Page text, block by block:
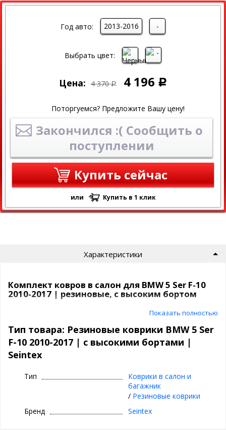
СКИДКА
Год авто: 2013-2016 -
Выбрать цвет:
Цена: 4 370 Р 4 196 Р
Поторгуемся? Предложите Вашу цену!
Закончился :( Сообщить о
поступлении
Купить сейчас
или Купить в 1 клик
Характеристики
Комплект ковров в салон для BMW 5 Ser F-10
2010-2017 | резиновые, с высоким бортом
Резиновые коврики в машину | Seintex
⊕ высокие бортики 3,5 см
⊕ надежно фиксируются, так как сделаны под
оригинальный крепеж, идельно повторяют
геометрию пола авто
⊕ используются каждый день круглый год -
⊕ не скользят, имею шипы против
Показать полностью
Тип товара: Резиновые коврики BMW 5 Ser
F-10 2010-2017 | с высокими бортами |
Seintex
Тип
Коврики в салон и
багажник
/ Резиновые коврики
Бренд
Seintex